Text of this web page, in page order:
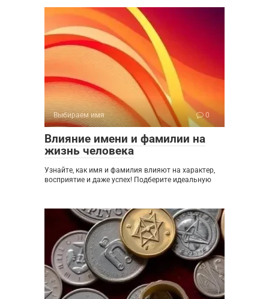
Выбираем имя 0
Влияние имени и фамилии на
жизнь человека
Узнайте, как имя и фамилия влияют на характер,
восприятие и даже успех! Подберите идеальную